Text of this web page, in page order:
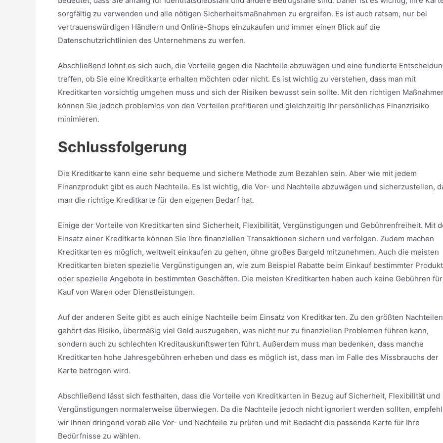
sorgfältig zu verwenden und alle nötigen Sicherheitsmaßnahmen zu ergreifen. Es ist auch ratsam, nur bei
vertrauenswürdigen Händlern und Online-Shops einzukaufen und immer einen Blick auf die
Datenschutzrichtlinien des Unternehmens zu werfen.
Abschließend lohnt es sich auch, die Vorteile gegen die Nachteile abzuwägen und eine fundierte
treffen, ob Sie eine Kreditkarte erhalten möchten oder nicht. Es ist wichtig zu verstehen, dass man mit
Kreditkarten vorsichtig umgehen muss und sich der Risiken bewusst sein sollte. Mit den richtigen
können Sie jedoch problemlos von den Vorteilen profitieren und gleichzeitig Ihr persönliches Finanzrisiko
minimieren.
Schlussfolgerung
Die Kreditkarte kann eine sehr bequeme und sichere Methode zum Bezahlen sein. Aber wie mit jedem
Finanzprodukt gibt es auch Nachteile. Es ist wichtig, die Vor- und Nachteile abzuwägen und sicherzustellen,
man die richtige Kreditkarte für den eigenen Bedarf hat.
Einige der Vorteile von Kreditkarten sind Sicherheit, Flexibilität, Vergünstigungen und Gebührenfreiheit. Mit
Einsatz einer Kreditkarte können Sie Ihre finanziellen Transaktionen sichern und verfolgen. Zudem machen
Kreditkarten es möglich, weltweit einkaufen zu gehen, ohne großes Bargeld mitzunehmen. Auch die meisten
Kreditkarten bieten spezielle Vergünstigungen an, wie zum Beispiel Rabatte beim Einkauf bestimmter
oder spezielle Angebote in bestimmten Geschäften. Die meisten Kreditkarten haben auch keine Gebühren
Kauf von Waren oder Dienstleistungen.
Auf der anderen Seite gibt es auch einige Nachteile beim Einsatz von Kreditkarten. Zu den größten Nachteilen
gehört das Risiko, übermäßig viel Geld auszugeben, was nicht nur zu finanziellen Problemen führen kann,
sondern auch zu schlechten Kreditauskunftswerten führt. Außerdem muss man bedenken, dass manche
Kreditkarten hohe Jahresgebühren erheben und dass es möglich ist, dass man im Falle des Missbrauchs der
Karte betrogen wird.
Abschließend lässt sich festhalten, dass die Vorteile von Kreditkarten in Bezug auf Sicherheit, Flexibilität und
Vergünstigungen normalerweise überwiegen. Da die Nachteile jedoch nicht ignoriert werden sollten,
wir Ihnen dringend vorab alle Vor- und Nachteile zu prüfen und mit Bedacht die passende Karte für Ihre
Bedürfnisse zu wählen.